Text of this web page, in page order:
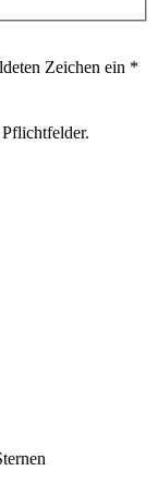
Zeichen ein *